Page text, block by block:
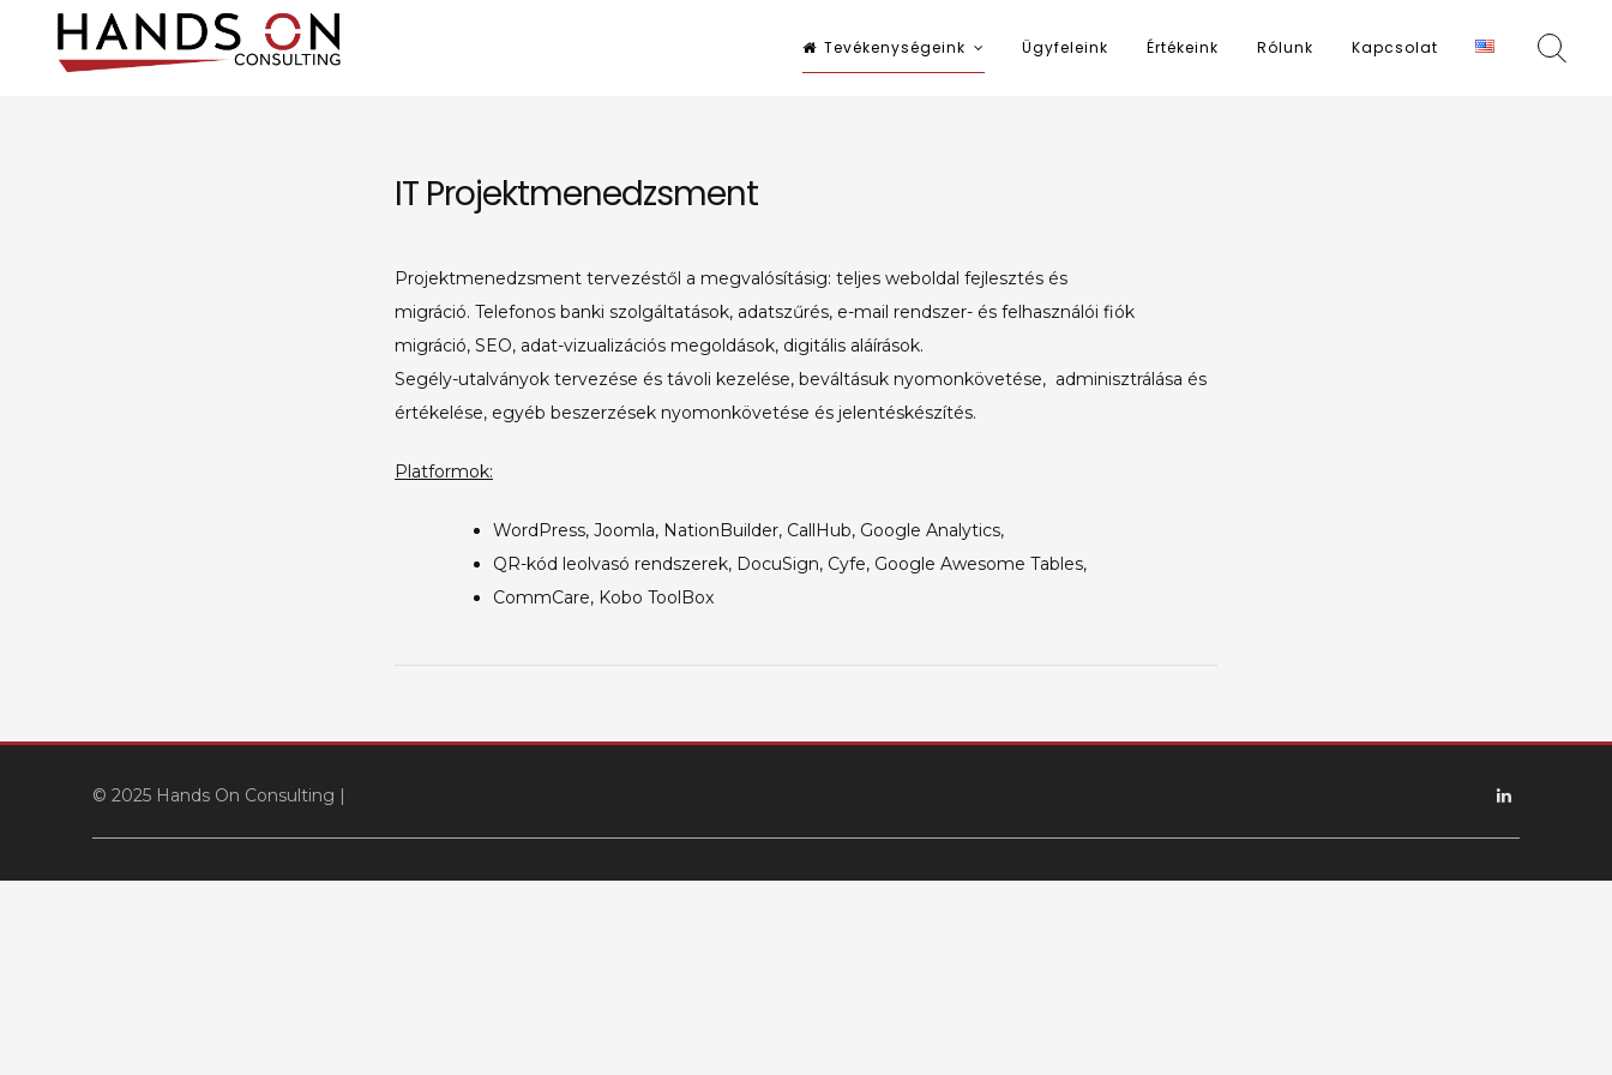
Tevékenységeink Ügyfeleink Értékeink Rólunk Kapcsolat
IT Projektmenedzsment
Projektmenedzsment tervezéstől a megvalósításig: teljes weboldal fejlesztés és
migráció. Telefonos banki szolgáltatások, adatszűrés, e-mail rendszer- és felhasználói fiók
migráció, SEO, adat-vizualizációs megoldások, digitális aláírások.
Segély-utalványok tervezése és távoli kezelése, beváltásuk nyomonkövetése, adminisztrálása és
értékelése, egyéb beszerzések nyomonkövetése és jelentéskészítés.
Platformok:
WordPress, Joomla, NationBuilder, CallHub, Google Analytics,
QR-kód leolvasó rendszerek, DocuSign, Cyfe, Google Awesome Tables,
CommCare, Kobo ToolBox
© 2025 Hands On Consulting | Linkedin